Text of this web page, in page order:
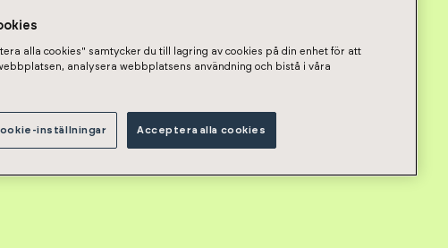
alla cookies" samtycker du till lagring av cookies på din enhet för att
analysera webbplatsens användning och bistå i våra
inställningar Acceptera alla cookies